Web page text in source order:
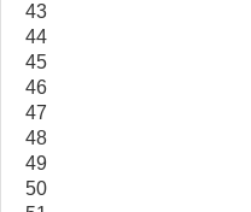
43
44
45
46
47
48
49
50